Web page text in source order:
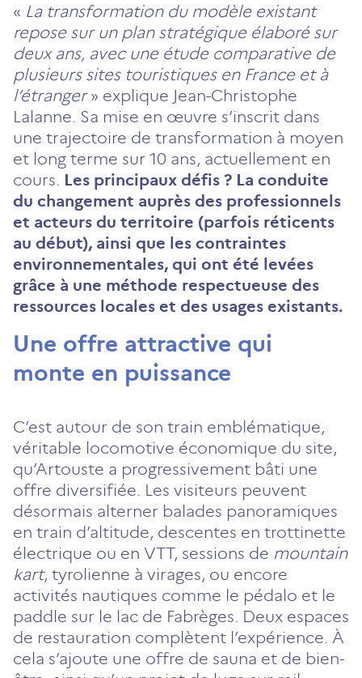
« La transformation du modèle existant
repose sur un plan stratégique élaboré sur
deux ans, avec une étude comparative de
plusieurs sites touristiques en France et à
l’étranger» explique Jean-Christophe
Lalanne. Sa mise en œuvre s’inscrit dans
une trajectoire de transformation à moyen
et long terme sur 10 ans, actuellement en
cours. Les principaux défis ? La conduite
du changement auprès des professionnels
et acteurs du territoire (parfois réticents
au début), ainsi que les contraintes
environnementales, qui ont été levées
grâce à une méthode respectueuse des
ressources locales et des usages existants.
Une offre attractive qui
monte en puissance
C’est autour de son train emblématique,
véritable locomotive économique du site,
qu’Artouste a progressivement bâti une
offre diversifiée. Les visiteurs peuvent
désormais alterner balades panoramiques
en train d’altitude, descentes en trottinette
électrique ou en VTT, sessions de mountain
kart, tyrolienne à virages, ou encore
activités nautiques comme le pédalo et le
paddle sur le lac de Fabrèges. Deux espaces
de restauration complètent l’expérience. À
cela s’ajoute une offre de sauna et de bien-